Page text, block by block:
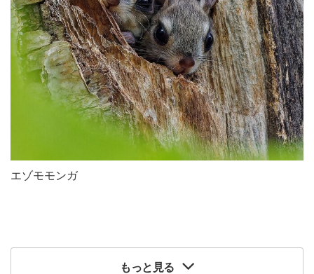
エゾモモンガ
もっと見る